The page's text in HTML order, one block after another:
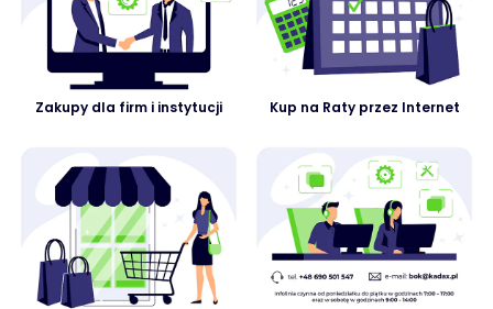
Zakupy dla firm i instytucji Kup na Raty przez Internet